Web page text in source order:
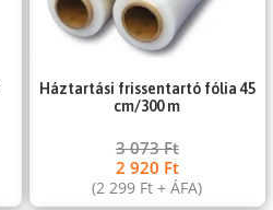
Háztartási frissentartó fólia 45
cm/300 m
3 073Ft
2 920 Ft
(2 299 Ft + ÁFA)